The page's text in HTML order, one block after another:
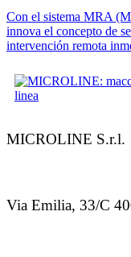
Con el sistema MRA
innova el concepto de
intervención remota
MICROLINE S.r.l.
Via Emilia, 33/C